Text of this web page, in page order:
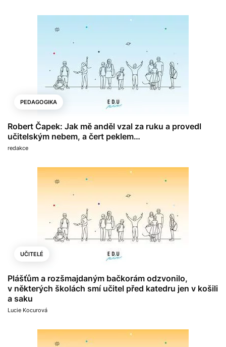
PEDAGOGIKA
Robert Čapek: Jak mě anděl vzal za ruku a provedl
učitelským nebem, a čert peklem…
redakce
UČITELÉ
Plášťům a rozšmajdaným bačkorám odzvonilo,
v některých školách smí učitel před katedru jen v košili
a saku
Lucie Kocurová